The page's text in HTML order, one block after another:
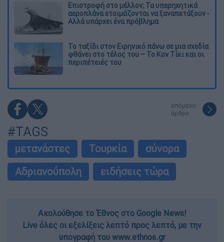
Επιστροφή στο μέλλον; Τα υπερηχητικά
αεροπλάνα ετοιμάζονται να ξαναπετάξουν -
Αλλά υπάρχει ένα πρόβλημα
Το ταξίδι στον Ειρηνικό πάνω σε μια σχεδία
φθάνει στο τέλος του – Το Κον Τίκι και οι
περιπέτειές του
επόμενο
άρθρο
#TAGS
μετανάστες Τουρκία
σύνορα
Αδριανούπολη
ειδήσεις τώρα
Ακολούθησε το Έθνος στο Google News!
Live όλες οι εξελίξεις λεπτό προς λεπτό, με την
υπογραφή του www.ethnos.gr